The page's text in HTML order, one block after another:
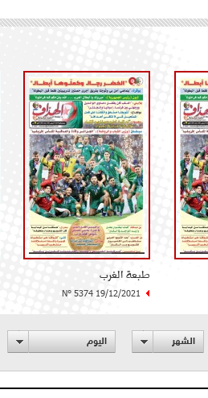
طبعة الغرب
N° 5374 19/12/2021
الشهر اليوم